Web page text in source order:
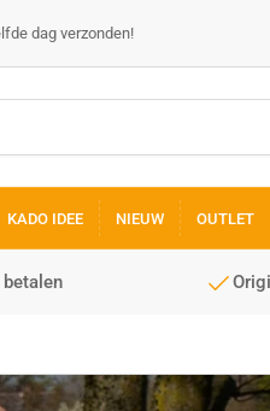
dag verzonden!
KADO IDEE NIEUW OUTLET